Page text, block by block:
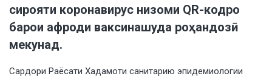
сирояти коронавирус низоми QR-кодро
барои афроди ваксинашуда роҳандозӣ
мекунад.
Сардори Раёсати Хадамоти санитарию эпидемиологии